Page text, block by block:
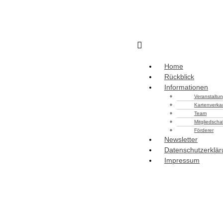
Home
Rückblick
Informationen
Team
Förderer
Newsletter
Impressum